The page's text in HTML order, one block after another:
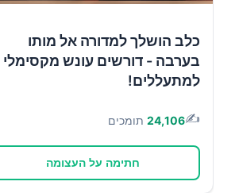
כלב הושלך למדורה אל מותו
בערבה - דורשים עונש מקסימלי
למתעללים!
✍️
24,106 תומכים
חתימה על העצומה